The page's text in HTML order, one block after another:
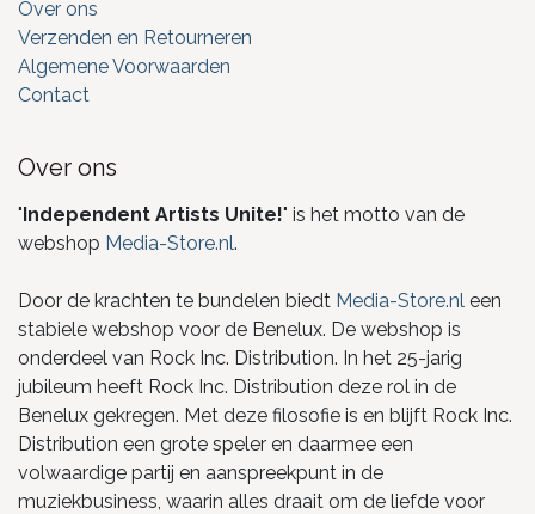
Over ons
Verzenden en Retourneren
Algemene Voorwaarden
Contact
Over ons
"Independent Artists Unite!" is het motto van de
webshop Media-Store.nl.
Door de krachten te bundelen biedt Media-Store.nl een
stabiele webshop voor de Benelux. De webshop is
onderdeel van Rock Inc. Distribution. In het 25-jarig
jubileum heeft Rock Inc. Distribution deze rol in de
Benelux gekregen. Met deze filosofie is en blijft Rock Inc.
Distribution een grote speler en daarmee een
volwaardige partij en aanspreekpunt in de
muziekbusiness, waarin alles draait om de liefde voor